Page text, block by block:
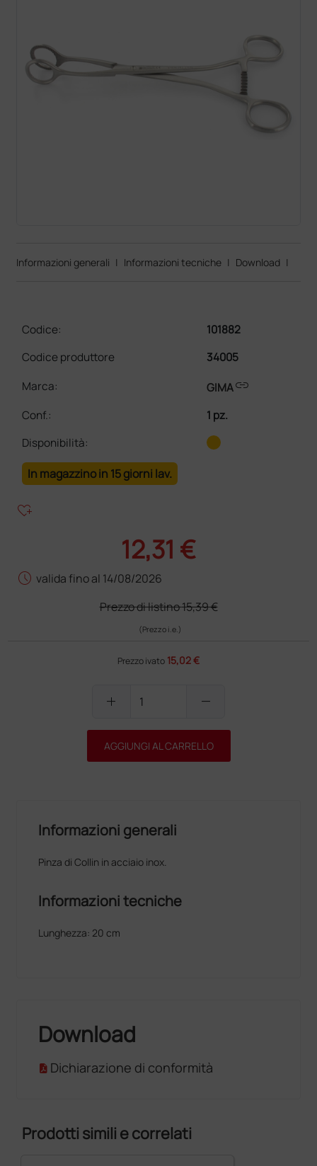
Informazioni generali | Informazioni tecniche | Download |
Codice:
101882
Codice produttore
34005
Marca:
GIMAlink
Conf.:
1 pz.
Disponibilità:
In magazzino in 15 giorni lav.
heart_plus
12,31 €
schedule valida fino al 14/08/2026
Prezzo di listino15,39 €
(Prezzo i.e.)
Prezzo ivato 15,02 €
add remove
AGGIUNGI AL CARRELLO
Informazioni generali
Pinza di Collin in acciaio inox.
Informazioni tecniche
Lunghezza: 20 cm
Download
Dichiarazione di conformità
Prodotti simili e correlati